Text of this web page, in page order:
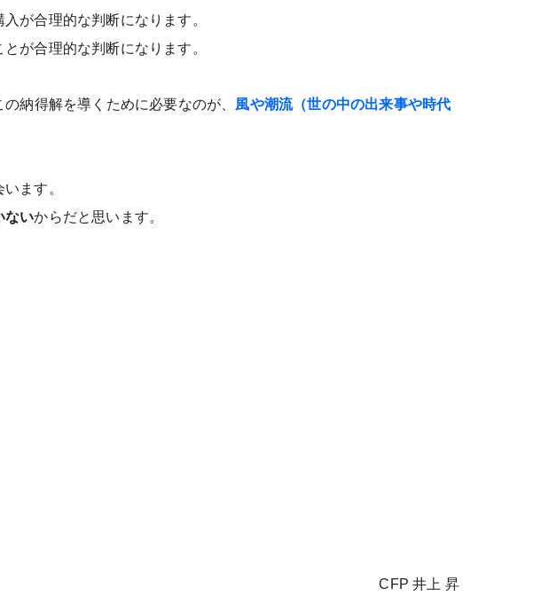
が合理的な判断になります。
が合理的な判断になります。
納得解を導くために必要なのが、 風や潮流（世の中の出来事や時代
ます。
ないからだと思います。
CFP 井上 昇